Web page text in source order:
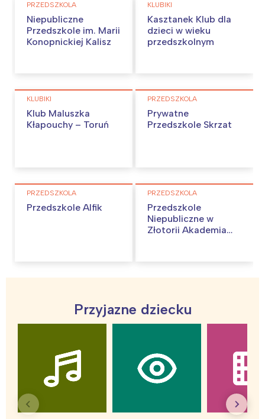
PRZEDSZKOLA
Niepubliczne
Przedszkole im. Marii
Konopnickiej Kalisz
KLUBIKI
Kasztanek Klub dla
dzieci w wieku
przedszkolnym
KLUBIKI
Klub Maluszka
Kłapouchy – Toruń
PRZEDSZKOLA
Prywatne
Przedszkole Skrzat
PRZEDSZKOLA
Przedszkole Alfik
PRZEDSZKOLA
Przedszkole
Niepubliczne w
Złotorii Akademia
Przyjazne dziecku